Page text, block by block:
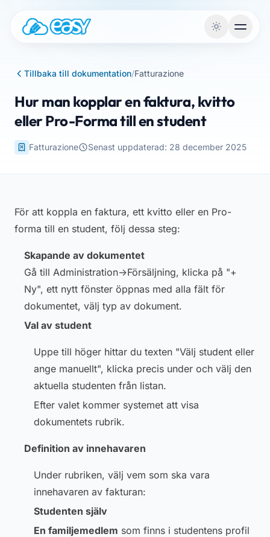
Tillbaka till dokumentation/Fatturazione
Hur man kopplar en faktura, kvitto
eller Pro-Forma till en student
Fatturazione Senast uppdaterad: 28 december 2025
För att koppla en faktura, ett kvitto eller en Pro-
forma till en student, följ dessa steg:
Skapande av dokumentet
Gå till Administration->Försäljning, klicka på "+
Ny", ett nytt fönster öppnas med alla fält för
dokumentet, välj typ av dokument.
Val av student
Uppe till höger hittar du texten "Välj student eller
ange manuellt", klicka precis under och välj den
aktuella studenten från listan.
Efter valet kommer systemet att visa
dokumentets rubrik.
Definition av innehavaren
Under rubriken, välj vem som ska vara
innehavaren av fakturan:
Studenten själv
En familjemedlem som finns i studentens profil